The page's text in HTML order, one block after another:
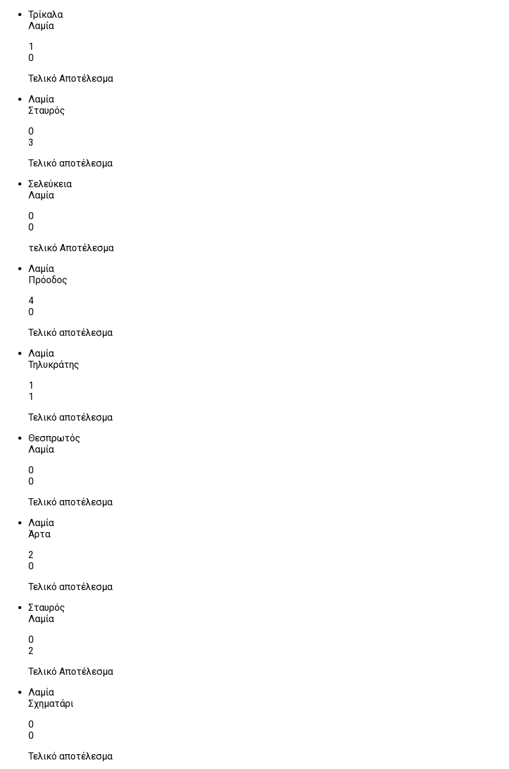
Τρίκαλα
Λαμία
1
0
Τελικό Αποτέλεσμα
Λαμία
Σταυρός
0
3
Τελικό αποτέλεσμα
Σελεύκεια
Λαμία
0
0
τελικό Αποτέλεσμα
Λαμία
Πρόοδος
4
0
Τελικό αποτέλεσμα
Λαμία
Τηλυκράτης
1
1
Τελικό αποτέλεσμα
Θεσπρωτός
Λαμία
0
0
Τελικό αποτέλεσμα
Λαμία
Άρτα
2
0
Τελικό αποτέλεσμα
Σταυρός
Λαμία
0
2
Τελικό Αποτέλεσμα
Λαμία
Σχηματάρι
0
0
Τελικό αποτέλεσμα